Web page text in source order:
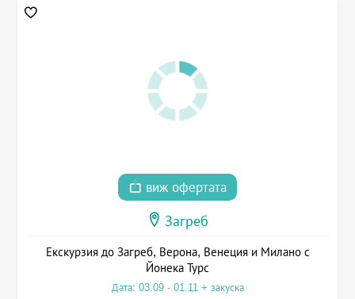
виж офертата
Загреб
Екскурзия до Загреб, Верона, Венеция и Милано с
Йонека Турс
Дата: 03.09 - 01.11 + закуска